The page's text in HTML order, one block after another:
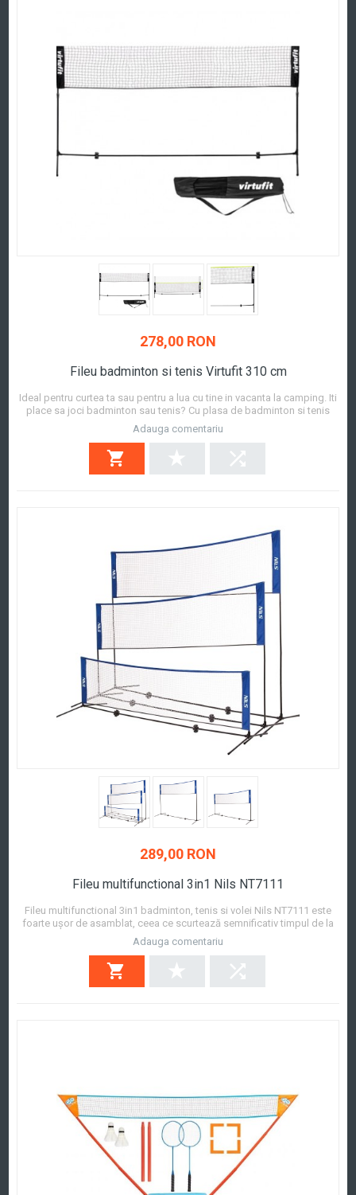
278,00 RON
Fileu badminton si tenis Virtufit 310 cm
Ideal pentru curtea ta sau pentru a lua cu tine in vacanta la camping. Iti
place sa joci badminton sau tenis? Cu plasa de badminton si tenis
VirtuFit - 510 cm ce include geanta de transport, acum te poti distra
oricand si oriunde. Aceasta plasa se transporta cu usurinta in geanta
inclusa si se i...
Afla mai mult
Adauga comentariu
289,00 RON
Fileu multifunctional 3in1 Nils NT7111
Fileu multifunctional 3in1 badminton, tenis si volei Nils NT7111 este
foarte ușor de asamblat, ceea ce scurtează semnificativ timpul de la
decizia de a juca volei cu prietenii până la începerea efectivă a jocului.
Materialele durabile din care este fabricat NT7111 garantează
durabilitate și rezis...
Afla mai mult
Adauga comentariu